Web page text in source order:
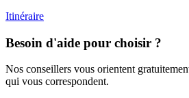
Itinéraire
Besoin d'aide pour choisir ?
Nos conseillers vous orientent
qui vous correspondent.